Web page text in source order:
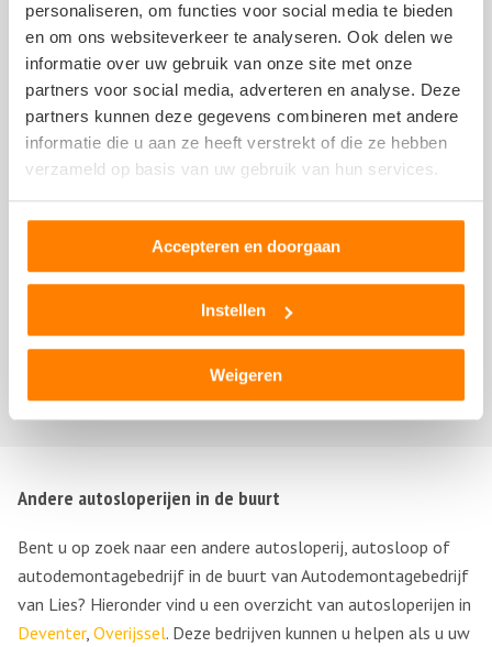
personaliseren, om functies voor social media te bieden
en om ons websiteverkeer te analyseren. Ook delen we
informatie over uw gebruik van onze site met onze
partners voor social media, adverteren en analyse. Deze
partners kunnen deze gegevens combineren met andere
informatie die u aan ze heeft verstrekt of die ze hebben
verzameld op basis van uw gebruik van hun services.
Accepteren en doorgaan
Instellen
Weigeren
sam
3 december 2020
Twee dagen geleden heb ik twee schijven en wiellager
voor mijn Scénic 2004 bij hen voor €100 gekocht. Toen
bleek later dat ze passen niet onder mijn Renault. Ik
reagerende heel onaardig dat het mag niet, en zo
makkelijk ben ik €50 kwijt.
Andere autosloperijen in de buurt
Bent u op zoek naar een andere autosloperij, autosloop of
autodemontagebedrijf in de buurt van Autodemontagebedrijf
van Lies? Hieronder vind u een overzicht van autosloperijen in
Deventer, Overijssel. Deze bedrijven kunnen u helpen als u uw